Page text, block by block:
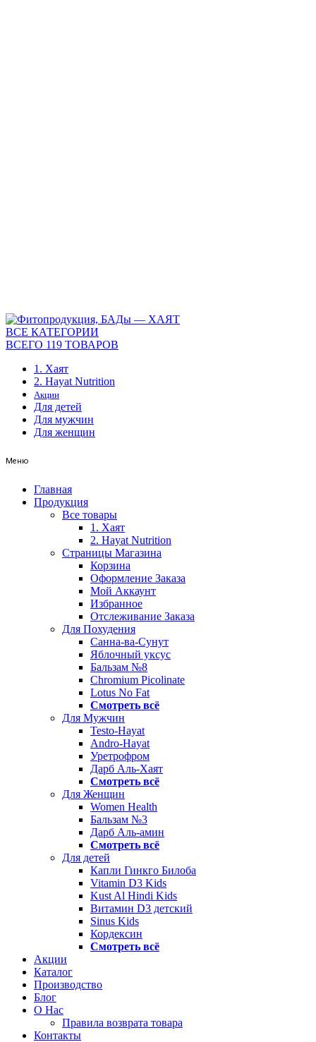
ВСЕ КАТЕГОРИИ
ВСЕГО 119 ТОВАРОВ
1. Хаят
2. Hayat Nutrition
Акции
Для детей
Для мужчин
Для женщин
Меню
Главная
Продукция
Все товары
1. Хаят
2. Hayat Nutrition
Страницы Магазина
Корзина
Оформление Заказа
Мой Аккаунт
Избранное
Отслеживание Заказа
Для Похудения
Санна-ва-Сунут
Яблочный уксус
Бальзам №8
Chromium Picolinate
Lotus No Fat
Смотреть всё
Для Мужчин
Testo-Hayat
Andro-Hayat
Уретрофром
Дарб Аль-Хаят
Смотреть всё
Для Женщин
Women Health
Бальзам №3
Дарб Аль-амин
Смотреть всё
Для детей
Капли Гинкго Билоба
Vitamin D3 Kids
Kust Al Hindi Kids
Витамин D3 детский
Sinus Kids
Кордексин
Смотреть всё
Акции
Каталог
Производство
Блог
О Нас
Правила возврата товара
Контакты